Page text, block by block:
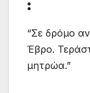
:
“Σε δρόμο
Έβρο.
μητρώα.”